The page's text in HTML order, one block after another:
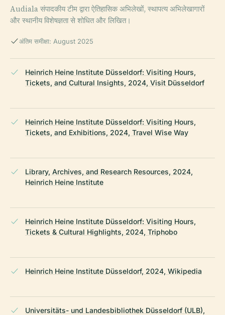
Audiala संपादकीय टीम द्वारा ऐतिहासिक अभिलेखों, स्थापत्य अभिलेखागारों
और स्थानीय विशेषज्ञता से शोधित और लिखित।
अंतिम समीक्षा: August 2025
Heinrich Heine Institute Düsseldorf: Visiting Hours,
Tickets, and Cultural Insights, 2024, Visit Düsseldorf
Heinrich Heine Institute Düsseldorf: Visiting Hours,
Tickets, and Exhibitions, 2024, Travel Wise Way
Library, Archives, and Research Resources, 2024,
Heinrich Heine Institute
Heinrich Heine Institute Düsseldorf: Visiting Hours,
Tickets & Cultural Highlights, 2024, Triphobo
Heinrich Heine Institute Düsseldorf, 2024, Wikipedia
Universitäts- und Landesbibliothek Düsseldorf (ULB),